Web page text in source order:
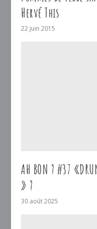
Hervé This
22 juin 2015
AH BON ? #37
» ?
30 août 2025